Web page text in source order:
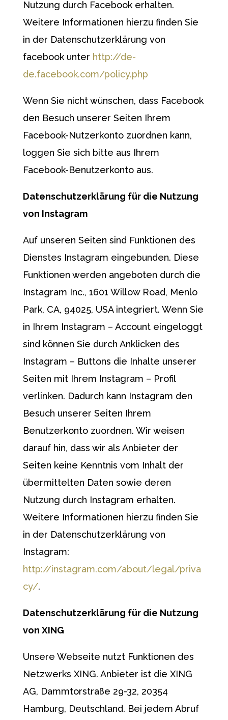
Nutzung durch Facebook erhalten.
Weitere Informationen hierzu finden Sie
in der Datenschutzerklärung von
facebook unter http://de-
de.facebook.com/policy.php
Wenn Sie nicht wünschen, dass Facebook
den Besuch unserer Seiten Ihrem
Facebook-Nutzerkonto zuordnen kann,
loggen Sie sich bitte aus Ihrem
Facebook-Benutzerkonto aus.
Datenschutzerklärung für die Nutzung
von Instagram
Auf unseren Seiten sind Funktionen des
Dienstes Instagram eingebunden. Diese
Funktionen werden angeboten durch die
Instagram Inc., 1601 Willow Road, Menlo
Park, CA, 94025, USA integriert. Wenn Sie
in Ihrem Instagram – Account eingeloggt
sind können Sie durch Anklicken des
Instagram – Buttons die Inhalte unserer
Seiten mit Ihrem Instagram – Profil
verlinken. Dadurch kann Instagram den
Besuch unserer Seiten Ihrem
Benutzerkonto zuordnen. Wir weisen
darauf hin, dass wir als Anbieter der
Seiten keine Kenntnis vom Inhalt der
übermittelten Daten sowie deren
Nutzung durch Instagram erhalten.
Weitere Informationen hierzu finden Sie
in der Datenschutzerklärung von
Instagram:
http://instagram.com/about/legal/priva
cy/.
Datenschutzerklärung für die Nutzung
von XING
Unsere Webseite nutzt Funktionen des
Netzwerks XING. Anbieter ist die XING
AG, Dammtorstraße 29-32, 20354
Hamburg, Deutschland. Bei jedem Abruf